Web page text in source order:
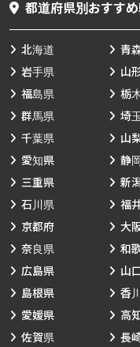
都道府県別おすす
北海道 青
岩手県
山
福島県
栃
群馬県
埼
千葉県
山
愛知県
静
三重県
新
石川県
福
京都府
大
奈良県
和
広島県
山
島根県
香
愛媛県
高
佐賀県
長